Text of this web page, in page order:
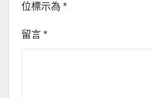
位標示為 *
留言 *